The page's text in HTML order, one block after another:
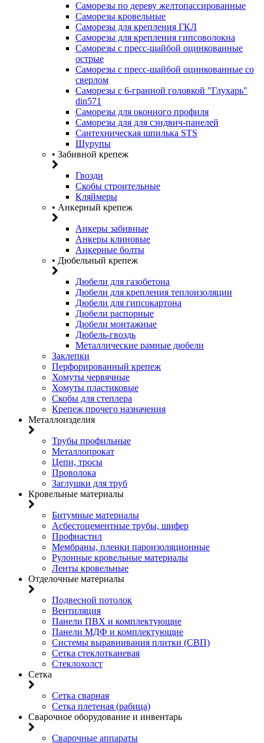
Саморезы по дереву желтопассированные
Саморезы кровельные
Саморезы для крепления ГКЛ
Саморезы для крепления гипсоволокна
Саморезы с пресс-шайбой оцинкованные
острые
Саморезы с пресс-шайбой оцинкованные со
сверлом
Саморезы с 6-гранной головкой "Глухарь"
din571
Саморезы для оконного профиля
Саморезы для для сэндвич-панелей
Сантехническая шпилька STS
Шурупы
• Забивной крепеж
Гвозди
Скобы строительные
Кляймеры
• Анкерный крепеж
Анкеры забивные
Анкеры клиновые
Анкерные болты
• Дюбельный крепеж
Дюбели для газобетона
Дюбели для крепления теплоизоляции
Дюбели для гипсокартона
Дюбели распорные
Дюбели монтажные
Дюбель-гвоздь
Металлические рамные дюбели
Заклепки
Перфорированный крепеж
Хомуты червячные
Хомуты пластиковые
Скобы для степлера
Крепеж прочего назначения
Металлоизделия
Трубы профильные
Металлопрокат
Цепи, тросы
Проволока
Заглушки для труб
Кровельные материалы
Битумные материалы
Асбестоцементные трубы, шифер
Профнастил
Мембраны, пленки пароизоляционные
Рулонные кровельные материалы
Ленты кровельные
Отделочные материалы
Подвесной потолок
Вентиляция
Панели ПВХ и комплектующие
Панели МДФ и комплектующие
Системы выравнивания плитки (СВП)
Сетка стеклотканевая
Стеклохолст
Сетка
Сетка сварная
Сетка плетеная (рабица)
Сварочное оборудование и инвентарь
Сварочные аппараты